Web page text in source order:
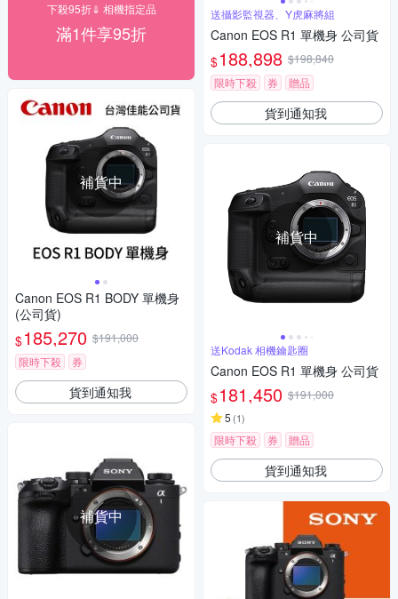
下殺95折⇓ 相機指定品
滿1件享95折
補貨中
Canon EOS R1 BODY 單機身
(公司貨)
$185,270 $191,000
限時下殺
券
貨到通知我
補貨中
送攝影監視器、Y虎麻將組
Canon EOS R1 單機身 公司貨
$188,898 $198,840
限時下殺
券 贈品
貨到通知我
補貨中
送Kodak 相機鑰匙圈
Canon EOS R1 單機身 公司貨
$181,450 $191,000
5 (1)
限時下殺 券 贈品
貨到通知我